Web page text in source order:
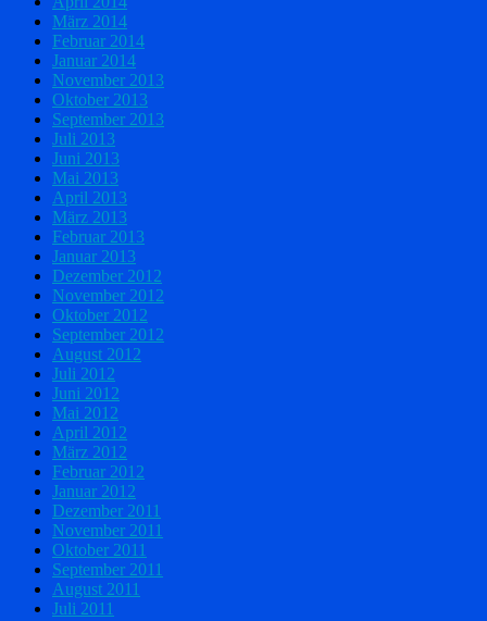
März 2014
Februar 2014
Januar 2014
November 2013
Oktober 2013
September 2013
Juli 2013
Juni 2013
Mai 2013
April 2013
März 2013
Februar 2013
Januar 2013
Dezember 2012
November 2012
Oktober 2012
September 2012
August 2012
Juli 2012
Juni 2012
Mai 2012
April 2012
März 2012
Februar 2012
Januar 2012
Dezember 2011
November 2011
Oktober 2011
September 2011
August 2011
Juli 2011